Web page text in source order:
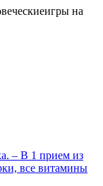
на
– В 1 прием из
все витамины